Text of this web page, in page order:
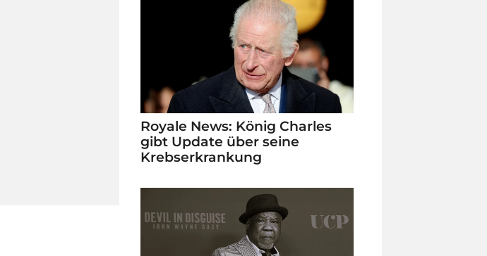
Royale News: König Charles
gibt Update über seine
Krebserkrankung